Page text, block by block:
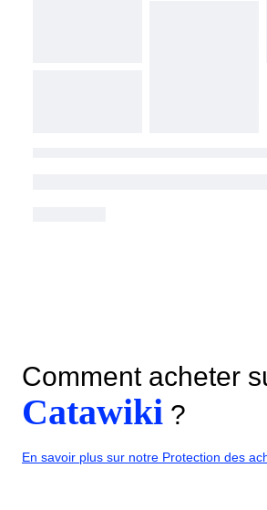
Comment acheter
Catawiki ?
En savoir plus sur notre Protection des